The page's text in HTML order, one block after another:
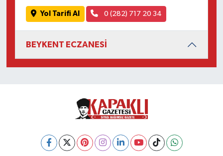
Yol Tarifi Al 0 (282) 717 20 34
BEYKENT ECZANESİ